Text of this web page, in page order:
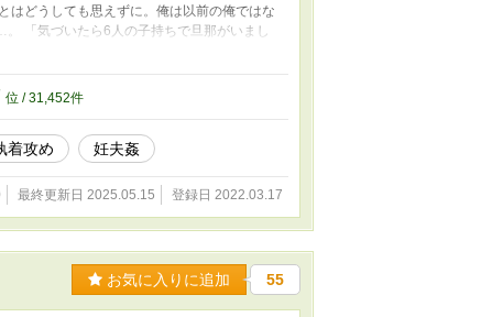
はどうしても思えずに。俺は以前の俺ではな
「気づいたら6人の子持ちで旦那がいまし
続編です！ でも、「気づいたら～（ry」を
までの自分と今の自分とをどうしても別で
妊婦姦・受けが攻めのことを好き。そんな
ルグルしてたのですが、そのぐるぐるが主
。 ・R18描写があるお話にはタイトルの頭に
突発短編」のコメントをどうぞ。
位 / 31,452件
着攻め 妊夫姦
最終更新日 2025.05.15 登録日 2022.03.17
お気に入りに追加 55